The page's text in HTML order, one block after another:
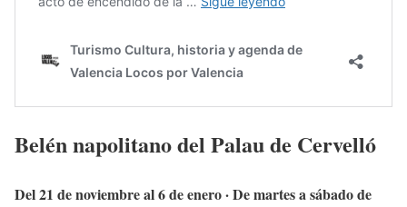
Belén napolitano del Palau de Cervelló
Del 21 de noviembre al 6 de enero · De martes a sábado de